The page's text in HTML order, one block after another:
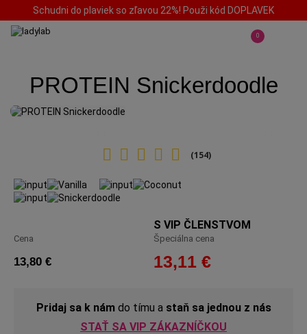
Schudni do plaviek so zľavou 22%! Použi kód DOPLAVEK
0
PROTEIN Snickerdoodle
(154)
S VIP ČLENSTVOM
Špeciálna cena
13,11 €
Cena
13,80 €
Pridaj sa k námdo tímu a staň sa jednou z nás
STAŤ SA VIP ZÁKAZNÍČKOU